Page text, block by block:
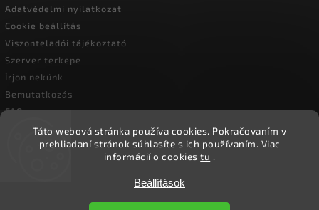
Táto webová stránka používa cookies. Pokračovaním v
prehliadaní stránok súhlasíte s ich používaním. Viac
informácií o cookiestu .
Beállítások
Adatvédelmi nyilatkozat
Cookie beállítás
Viszonteladói tájékoztató
Szerver terkepe
Írjon nekünk
Bemutatkozás
FAQ
Vásárlási útmutató
Ökoember. Minden jog fenntartva.
Süti beállítások szerkesztése